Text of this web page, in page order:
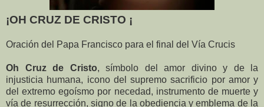
¡OH CRUZ DE CRISTO ¡
Oración del Papa Francisco para el final del Vía Crucis
Oh Cruz de Cristo, símbolo del amor divino y de la
injusticia humana, icono del supremo sacrificio por amor y
del extremo egoísmo por necedad, instrumento de muerte y
vía de resurrección, signo de la obediencia y emblema de la